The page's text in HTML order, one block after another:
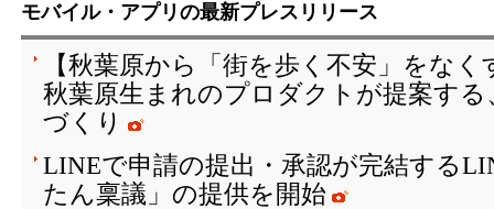
モバイル・アプリの最新プレスリリース
【秋葉原から「街を歩く不安」をな
秋葉原生まれのプロダクトが提案す
づくり
LINEで申請の提出・承認が完結する
たん稟議」の提供を開始